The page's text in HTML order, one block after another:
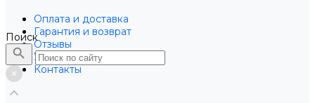
Оплата и доставка
Гарантия и возврат
Отзывы
Услуги
Контакты
Поиск